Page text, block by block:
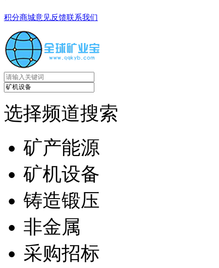
积分商城意见反馈联系我们
选择频道搜索
矿产能源
矿机设备
铸造锻压
非金属
采购招标